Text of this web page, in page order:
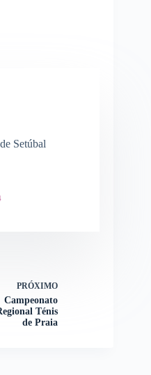
Setúbal
PRÓXIMO
Campeonato
Ténis
de Praia